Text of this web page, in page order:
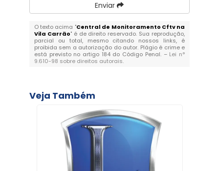
Enviar
O texto acima "Central de Monitoramento Cftv na
Vila Carrão" é de direito reservado. Sua reprodução,
parcial ou total, mesmo citando nossos links, é
proibida sem a autorização do autor. Plágio é crime e
está previsto no artigo 184 do Código Penal. – Lei n°
9.610-98 sobre direitos autorais.
Veja Também